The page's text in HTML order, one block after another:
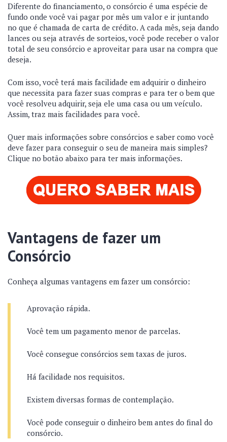
Diferente do financiamento, o consórcio é uma espécie de
fundo onde você vai pagar por mês um valor e ir juntando
no que é chamada de carta de crédito. A cada mês, seja dando
lances ou seja através de sorteios, você pode receber o valor
total de seu consórcio e aproveitar para usar na compra que
deseja.
Com isso, você terá mais facilidade em adquirir o dinheiro
que necessita para fazer suas compras e para ter o bem que
você resolveu adquirir, seja ele uma casa ou um veículo.
Assim, traz mais facilidades para você.
Quer mais informações sobre consórcios e saber como você
deve fazer para conseguir o seu de maneira mais simples?
Clique no botão abaixo para ter mais informações.
Vantagens de fazer um
Consórcio
Conheça algumas vantagens em fazer um consórcio:
Aprovação rápida.
Você tem um pagamento menor de parcelas.
Você consegue consórcios sem taxas de juros.
Há facilidade nos requisitos.
Existem diversas formas de contemplação.
Você pode conseguir o dinheiro bem antes do final do
consórcio.